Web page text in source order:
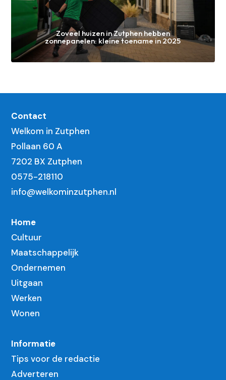
Zoveel huizen in Zutphen hebben
zonnepanelen: kleine toename in 2025
Contact
Welkom in Zutphen
Pollaan 60 A
7202 BX Zutphen
0575-218110
info@welkominzutphen.nl
Home
Cultuur
Maatschappelijk
Ondernemen
Uitgaan
Werken
Wonen
Informatie
Tips voor de redactie
Adverteren